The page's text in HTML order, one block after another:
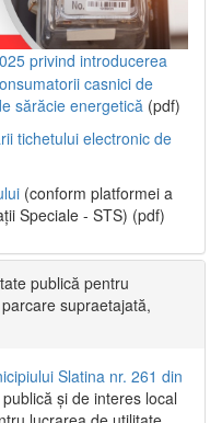
privind introducerea
casnici de
sărăcie energetică (pdf)
tichetului electronic de
(conform platformei a
Speciale - STS) (pdf)
publică pentru
supraetajată,
Slatina nr. 261 din
și de interes local